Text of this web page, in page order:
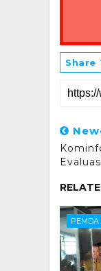
Share